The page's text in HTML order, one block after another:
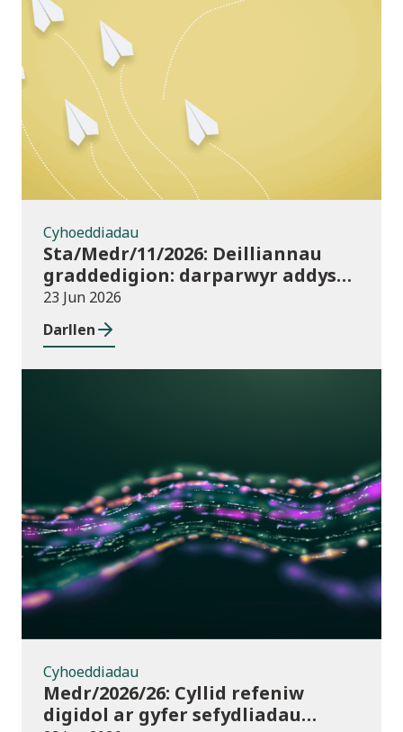
Cyhoeddiadau
Cyhoeddiadau
Sta/Medr/11/2026: Deilliannau
graddedigion: darparwyr addysg
uwch 2023/24
23 Jun 2026
Darllen
Cyhoeddiadau
Cyhoeddiadau
Medr/2026/26: Cyllid refeniw
digidol ar gyfer sefydliadau